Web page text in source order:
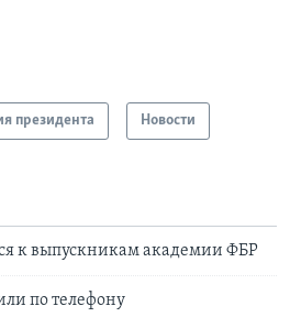
президента Новости
к выпускникам академии ФБР
по телефону